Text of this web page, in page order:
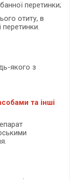
перетинки;
отиту, в
якого з
та інші